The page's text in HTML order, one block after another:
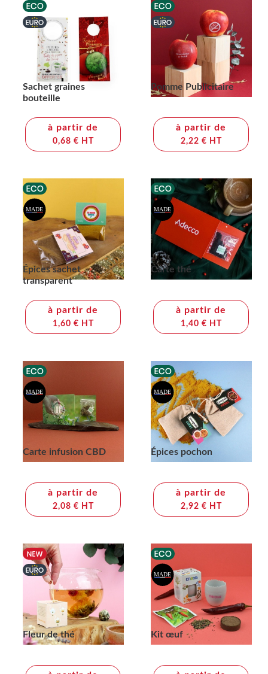
Sachet graines
bouteille
à partir de
0,68 € HT
Pomme Publicitaire
à partir de
2,22 € HT
Épices sachet
transparent
à partir de
1,60 € HT
Carte thé
à partir de
1,40 € HT
Carte infusion CBD
à partir de
2,08 € HT
Épices pochon
à partir de
2,92 € HT
Fleur de thé Kit œuf